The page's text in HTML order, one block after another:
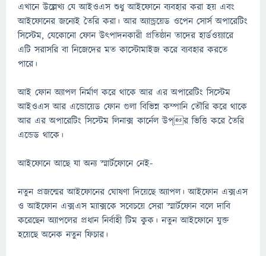
এখানে উল্লেখ্য যে আইওএস শুধু আইফোনে ব্যবহার করা হয় এবং
আইফোনের জন্যেই তৈরি করা। আর অ্যান্ড্রয়েড ওপেন সোর্স অপারেটিং
সিস্টেম, যেকোনো ফোন উৎপাদনকারী প্রতিষ্ঠান তাদের হার্ডওয়্যারে
এটি সরাসরি বা নিজেদের মত কাস্টোমাইজ করে ব্যবহার করতে
পারে।
আই ফোন অ্যাপল নির্মাণ করে থাকে আর এর অপারেটিং সিস্টেম
আইওএস আর এন্ডোয়েড ফোন গুলা বিভিন্ন কম্পানি তৌরি করে থাকে
আর এর অপারেটিং সিস্টেম লিনাক্স কার্নেল উপ্র ভিত্তি করে তৈরি
এন্ডেড থাকে।
আইফোনে আছে যা অন্য স্মার্টফোনে নেই-
নতুন প্রজন্মের আইফোনের ঘোষণা দিয়েছে অ্যাপল। আইফোন এক্সএস
ও আইফোন এক্সএস ম্যাক্সকে সবেচয়ে সেরা স্মার্টফোন বলে দাবি
করেছেন অ্যাপলের প্রধান নির্বাহী টিম কুক। নতুন আইফোনে যুক্ত
হয়েছে অনেক নতুন ফিচার।